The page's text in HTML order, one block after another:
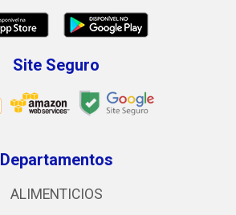
Site Seguro
Departamentos
ALIMENTICIOS